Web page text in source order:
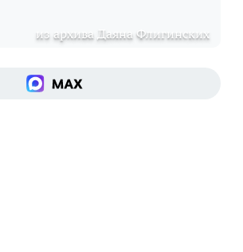
из архива Даяна Флигинских